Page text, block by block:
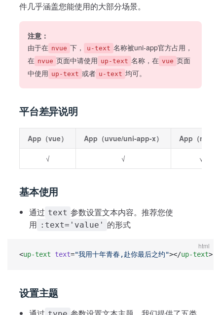
件几乎涵盖您能使用的大部分场景。
注意：
由于在 nvue 下， u-text 名称被uni-app官方占用，
在 nvue 页面中请使用 up-text 名称，在 vue 页面
中使用 up-text 或者 u-text 均可。
平台差异说明
App（vue） App（uvue/uni-app-x） App（nvue
√ √ √
基本使用
通过 text 参数设置文本内容。推荐您使
用 :text='value' 的形式
html
<up-text text="我用十年青春,赴你最后之约"></up-text>
设置主题